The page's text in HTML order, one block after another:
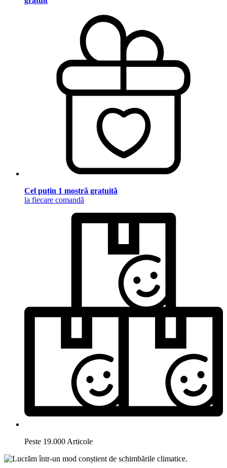
Cel puțin 1 mostră gratuită
la fiecare comandă
Peste 19.000 Articole